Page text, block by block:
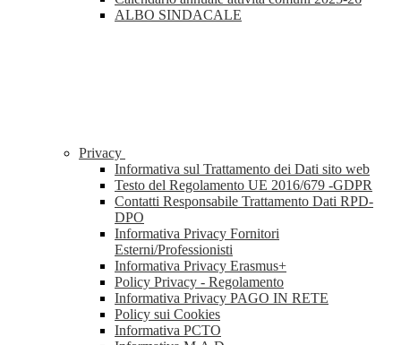
ALBO SINDACALE
Privacy
Informativa sul Trattamento dei Dati sito web
Testo del Regolamento UE 2016/679 -GDPR
Contatti Responsabile Trattamento Dati RPD-
DPO
Informativa Privacy Fornitori
Esterni/Professionisti
Informativa Privacy Erasmus+
Policy Privacy - Regolamento
Informativa Privacy PAGO IN RETE
Policy sui Cookies
Informativa PCTO